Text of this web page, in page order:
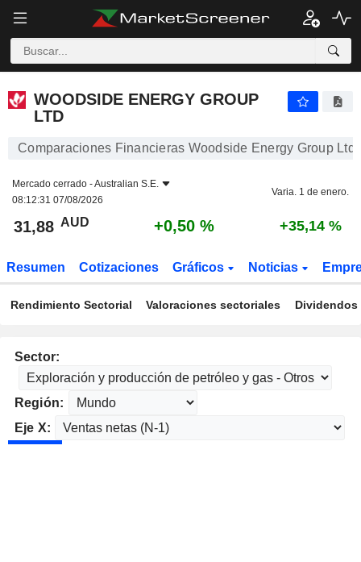
WOODSIDE ENERGY GROUP
LTD
Comparaciones Financieras Woodside Energy Group Ltd
Mercado cerrado -Australian S.E.
08:12:31 07/08/2026
Varia. 1 de enero.
31,88 AUD +0,50 % +35,14 %
Resumen Cotizaciones Gráficos Noticias
Rendimiento Sectorial Valoraciones sectoriales
Sector:
Región:
Eje X: